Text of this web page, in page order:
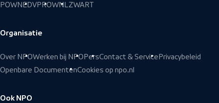
POWNEDVPROWNLZWART
Organisatie
Over NPOWerken bij NPO PersContact & Service Privacybeleid
Openbare DocumentenCookies op npo.nl
Ook NPO